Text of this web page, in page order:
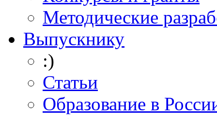
Методические
Выпускнику
:)
Статьи
Образование в